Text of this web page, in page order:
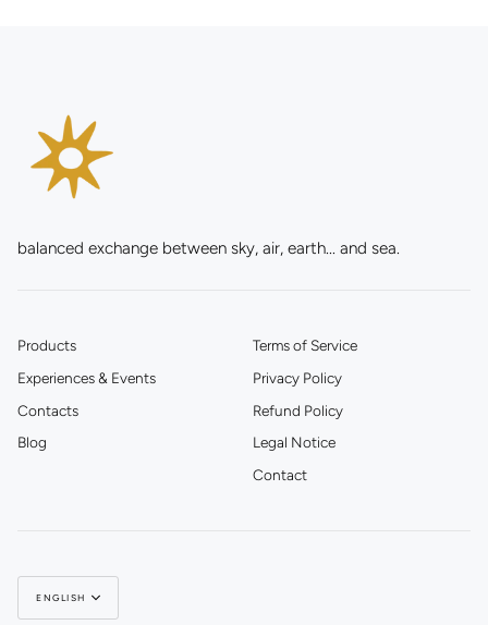
balanced exchange between sky, air, earth... and sea.
Products
Experiences & Events
Contacts
Blog
Terms of Service
Privacy Policy
Refund Policy
Legal Notice
Contact
Language
ENGLISH